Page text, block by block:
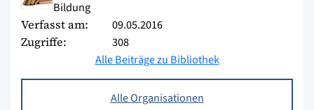
Bildung
Verfasst am: 09.05.2016
Zugriffe:
308
Alle Beiträge zu Bibliothek
Alle Organisationen